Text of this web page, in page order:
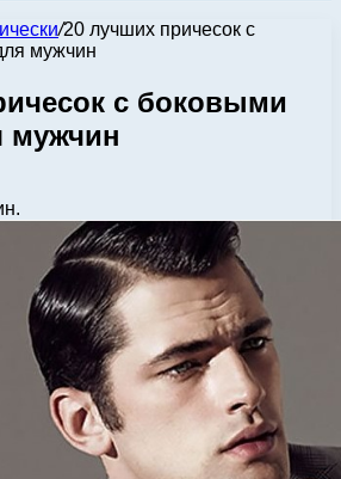
/20 лучших причесок с
мужчин
с боковыми
мужчин